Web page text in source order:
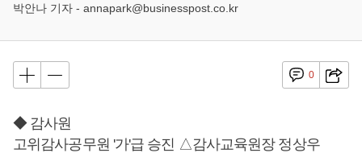
박안나 기자 - annapark@businesspost.co.kr
0
◆ 감사원
고위감사공무원 '가'급 승진 △감사교육원장 정상우